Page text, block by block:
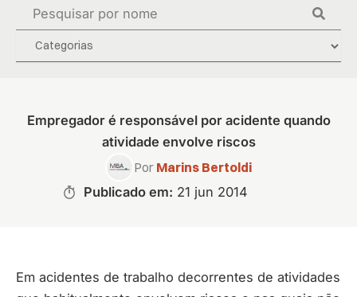
Empregador é responsável por acidente quando
atividade envolve riscos
Por Marins Bertoldi
Publicado em: 21 jun 2014
Em acidentes de trabalho decorrentes de atividades